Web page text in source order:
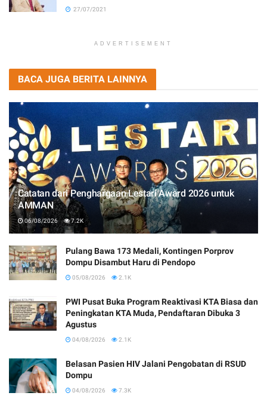
27/07/2021
ADVERTISEMENT
BACA JUGA BERITA LAINNYA
Catatan dari Penghargaan Lestari Award 2026 untuk
AMMAN
06/08/2026 7.2K
Pulang Bawa 173 Medali, Kontingen Porprov
Dompu Disambut Haru di Pendopo
05/08/2026 2.1K
PWI Pusat Buka Program Reaktivasi KTA Biasa dan
Peningkatan KTA Muda, Pendaftaran Dibuka 3
Agustus
04/08/2026 2.1K
Belasan Pasien HIV Jalani Pengobatan di RSUD
Dompu
04/08/2026 7.3K